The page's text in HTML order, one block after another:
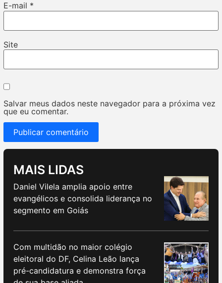
E-mail *
Site
Salvar meus dados neste navegador para a próxima vez
que eu comentar.
MAIS LIDAS
Daniel Vilela amplia apoio entre
evangélicos e consolida liderança no
segmento em Goiás
Com multidão no maior colégio
eleitoral do DF, Celina Leão lança
pré-candidatura e demonstra força